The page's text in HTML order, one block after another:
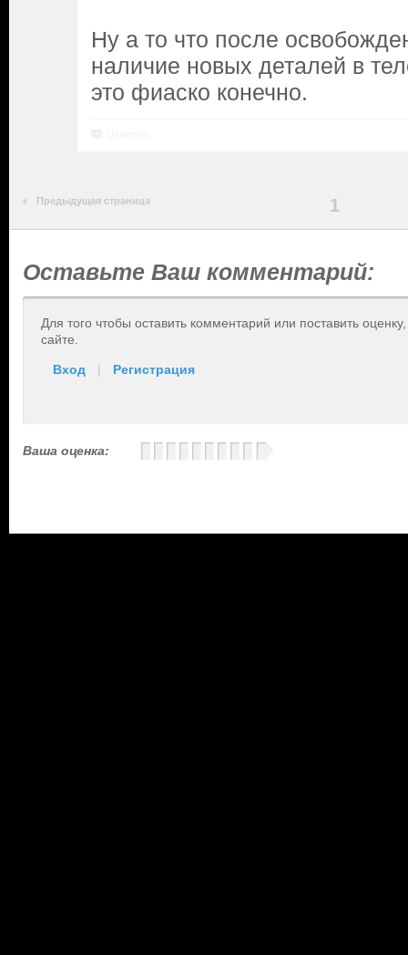
Ну а то что после
наличие новых деталей в
это фиаско конечно.
Предыдущая страница 1
Оставьте Ваш комментарий:
Для того чтобы оставить комментарий или поставить
сайте.
Вход | Регистрация
Ваша оценка: